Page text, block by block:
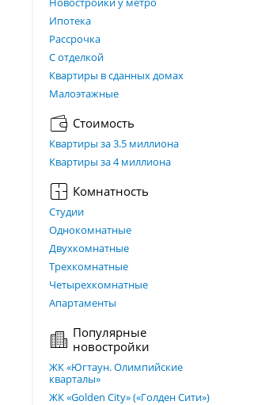
Ипотека
Рассрочка
С отделкой
Квартиры в сданных домах
Малоэтажные
Стоимость
Квартиры за 3.5 миллиона
Квартиры за 4 миллиона
Комнатность
Студии
Однокомнатные
Двухкомнатные
Трехкомнатные
Четырехкомнатные
Апартаменты
Популярные
новостройки
ЖК «Югтаун. Олимпийские
кварталы»
ЖК «Golden City» («Голден Сити»)